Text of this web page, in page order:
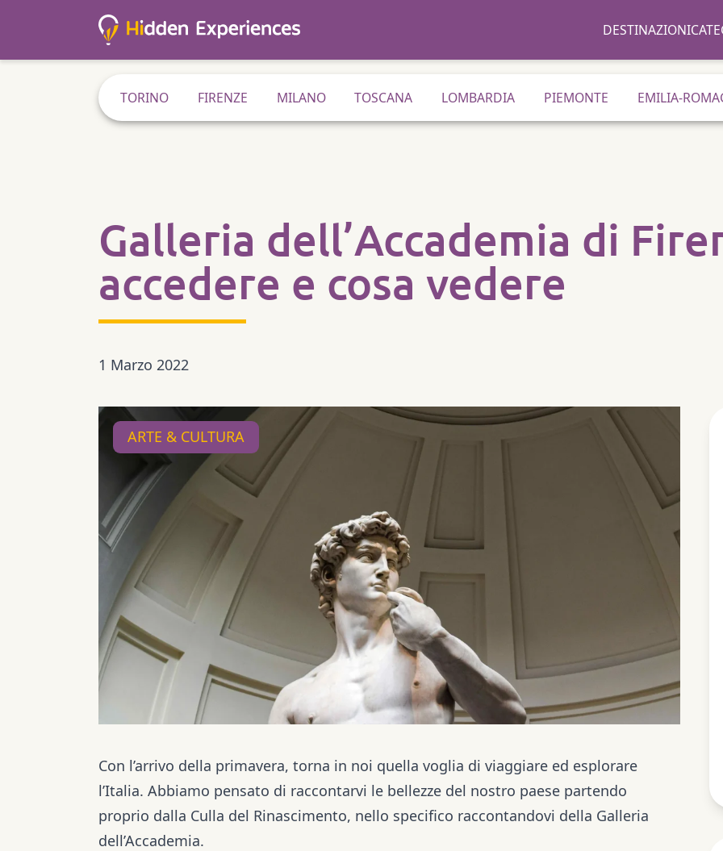
DESTINAZIONI
TORINO FIRENZE MILANO TOSCANA LOMBARDIA PIEMONTE EMILIA-
Galleria dell’Accademia di
accedere e cosa vedere
1 Marzo 2022
ARTE & CULTURA
Con l’arrivo della primavera, torna in noi quella voglia di viaggiare ed esplorare
l’Italia. Abbiamo pensato di raccontarvi le bellezze del nostro paese partendo
proprio dalla Culla del Rinascimento, nello specifico raccontandovi della Galleria
dell’Accademia.